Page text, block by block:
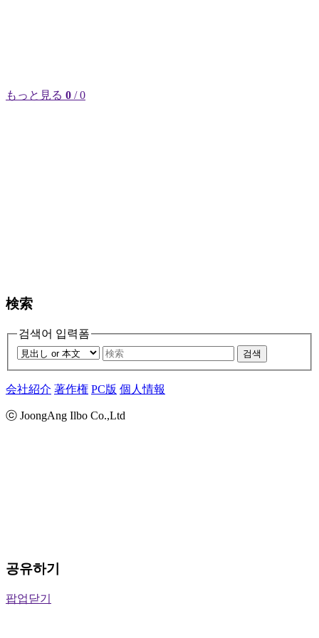
もっと見る 0 / 0
検索
검색어 입력폼
검색
会社紹介 著作権 PC版 個人情報
ⓒ JoongAng Ilbo Co.,Ltd
공유하기
팝업닫기